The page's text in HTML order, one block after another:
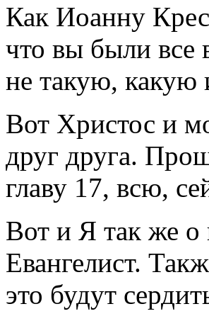
Как Иоанну
что вы были все
не такую, какую
Вот Христос и
друг друга.
главу 17, всю,
Вот и Я так же о
Евангелист.
это будут